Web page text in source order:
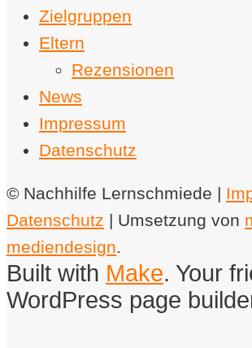
Zielgruppen
Eltern
Rezensionen
News
Impressum
Datenschutz
© Nachhilfe Lernschmiede |
Datenschutz | Umsetzung von
mediendesign.
Built with Make. Your
WordPress page